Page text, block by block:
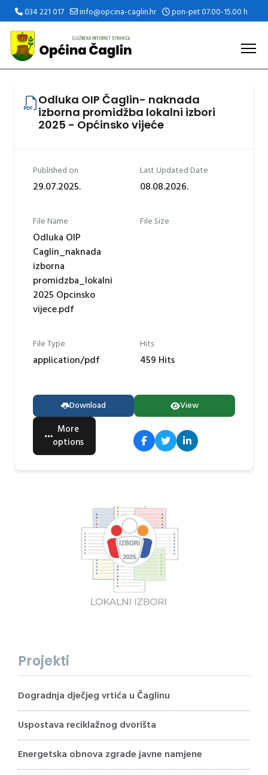
034 221 017 info@opcina-caglin.hr pon-pet 07.00-15.00 h
Odluka OIP Čaglin- naknada
izborna promidžba lokalni izbori
2025 - Općinsko vijeće
Published on
29.07.2025.
Last Updated Date
08.08.2026.
File Name
Odluka OIP
Caglin_naknada
izborna
promidzba_lokalni
2025 Opcinsko
vijece.pdf
File Size
File Type
application/pdf
Hits
459 Hits
Download View
More
options
Projekti
Dogradnja dječjeg vrtića u Čaglinu
Uspostava reciklažnog dvorišta
Energetska obnova zgrade javne namjene